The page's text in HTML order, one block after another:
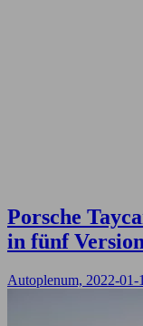
Porsche
in fünf
Autoplenum, 2022-01-